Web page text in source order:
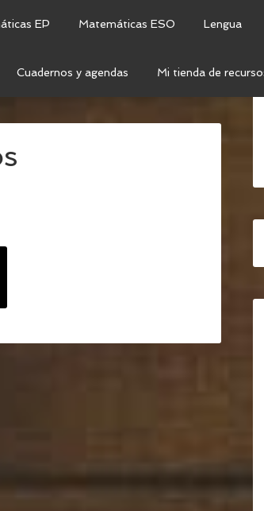
EP Matemáticas ESO Lengua
Cuadernos y agendas Mi tienda de
PARA LOS PRIMEROS